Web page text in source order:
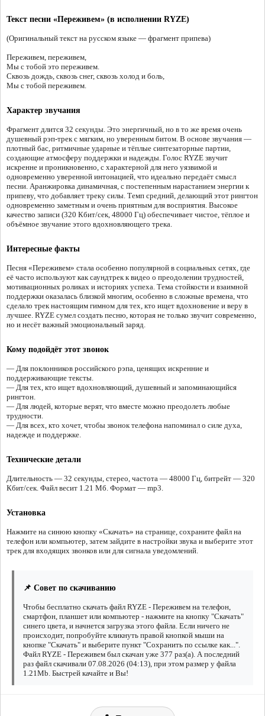
Текст песни «Переживем» (в исполнении RYZE)
(Оригинальный текст на русском языке — фрагмент припева)
Переживем, переживем,
Мы с тобой это переживем.
Сквозь дождь, сквозь снег, сквозь холод и боль,
Мы с тобой переживем.
Характер звучания
Фрагмент длится 32 секунды. Это энергичный, но в то же время очень
душевный рэп-трек с мягким, но уверенным битом. В основе звучания —
плотный бас, ритмичные ударные и тёплые синтезаторные партии,
создающие атмосферу поддержки и надежды. Голос RYZE звучит
искренне и проникновенно, с характерной для него уязвимой и
одновременно уверенной интонацией, что идеально передаёт смысл
песни. Аранжировка динамичная, с постепенным нарастанием энергии к
припеву, что добавляет треку силы. Темп средний, делающий этот рингтон
одновременно заметным и очень приятным для восприятия. Высокое
качество записи (320 Кбит/сек, 48000 Гц) обеспечивает чистое, тёплое и
объёмное звучание этого вдохновляющего трека.
Интересные факты
Песня «Переживем» стала особенно популярной в социальных сетях, где
её часто используют как саундтрек к видео о преодолении трудностей,
мотивационных роликах и историях успеха. Тема стойкости и взаимной
поддержки оказалась близкой многим, особенно в сложные времена, что
сделало трек настоящим гимном для тех, кто ищет вдохновение и веру в
лучшее. RYZE сумел создать песню, которая не только звучит современно,
но и несёт важный эмоциональный заряд.
Кому подойдёт этот звонок
— Для поклонников российского рэпа, ценящих искренние и
поддерживающие тексты.
— Для тех, кто ищет вдохновляющий, душевный и запоминающийся
рингтон.
— Для людей, которые верят, что вместе можно преодолеть любые
трудности.
— Для всех, кто хочет, чтобы звонок телефона напоминал о силе духа,
надежде и поддержке.
Технические детали
Длительность — 32 секунды, стерео, частота — 48000 Гц, битрейт — 320
Кбит/сек. Файл весит 1.21 Мб. Формат — mp3.
Установка
Нажмите на синюю кнопку «Скачать» на странице, сохраните файл на
телефон или компьютер, затем зайдите в настройки звука и выберите этот
трек для входящих звонков или для сигнала уведомлений.
📌 Совет по скачиванию
Чтобы бесплатно скачать файл RYZE - Переживем на телефон,
смартфон, планшет или компьютер - нажмите на кнопку "Скачать"
синего цвета, и начнется загрузка этого файла. Если ничего не
происходит, попробуйте кликнуть правой кнопкой мыши на
кнопке "Скачать" и выберите пункт "Сохранить по ссылке как...".
Файл RYZE - Переживем был скачан уже 377 раз(а). А последний
раз файл скачивали 07.08.2026 (04:13), при этом размер у файла
1.21Mb. Быстрей качайте и Вы!